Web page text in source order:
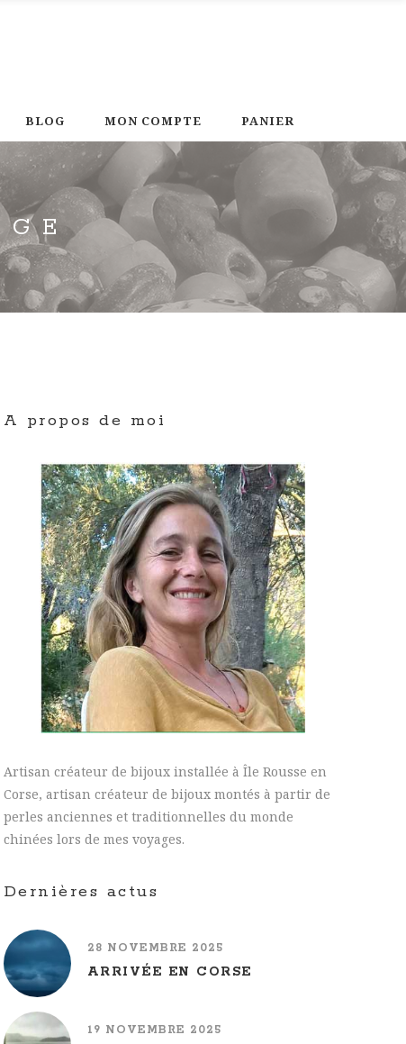
BLOG MON COMPTE PANIER
A propos de moi
Artisan créateur de bijoux installée à Île Rousse en
Corse, artisan créateur de bijoux montés à partir de
perles anciennes et traditionnelles du monde
chinées lors de mes voyages.
Dernières actus
28 NOVEMBRE 2025
ARRIVÉE EN CORSE
19 NOVEMBRE 2025